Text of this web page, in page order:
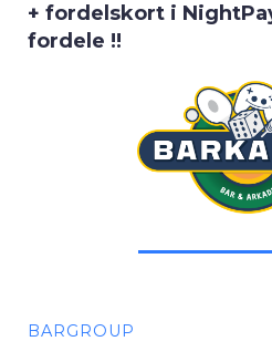
+ fordelskort i
fordele !!
BARGROUP